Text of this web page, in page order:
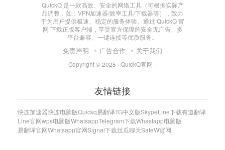
QuickQ 是一款高效、安全的网络工具（可根据实际产
品调整，如：VPN加速器/效率工具/下载器等），致力
于为用户提供极速、稳定的服务体验。通过 QuickQ 官
网 下载正版客户端，享受官方保障的安全无广告、多
平台兼容、一键连接等优质服务。
免责声明 广告合作 关于我们
Copyright © 2025 · QuickQ官网 ·
友情链接
快连加速器快连电脑版Quickq易翻译TG中文版SkypeLine下载有道翻译
Line官网wps电脑版WhatsappTelegram下载Whastapp电脑版
易翻译官网Whatsapp官网Signal下载丝瓜聊天SafeW官网